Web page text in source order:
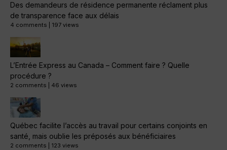
Des demandeurs de résidence permanente réclament plus
de transparence face aux délais
4 comments 197 views
L’Entrée Express au Canada – Comment faire ? Quelle
procédure ?
2 comments 46 views
Québec facilite l’accès au travail pour certains conjoints en
santé, mais oublie les préposés aux bénéficiaires
2 comments 123 views